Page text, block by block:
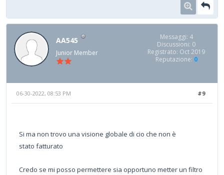
AA545
Junior Member
Messaggi: 4
Discussioni: 0
Registrato: Oct 2019
Reputazione: 0
#9
06-30-2022, 08:53 PM
Si ma non trovo una visione globale di cio che non è
stato fatturato
Credo se mi posso permettere sia opportuno metter un filtro